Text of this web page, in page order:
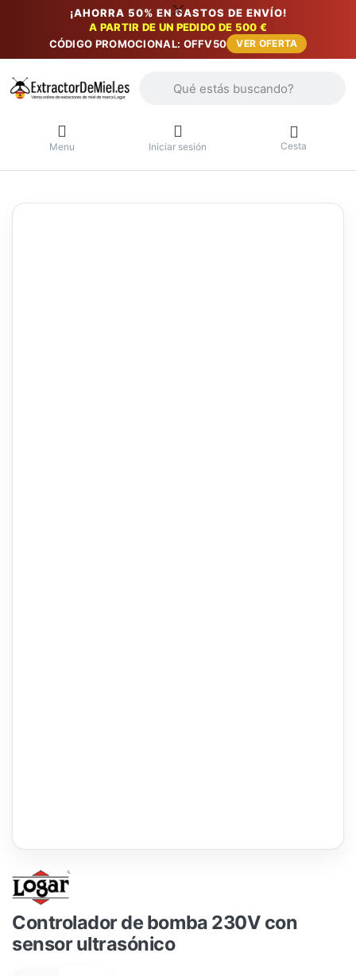
¡AHORRA 50% EN GASTOS DE ENVÍO!
A PARTIR DE UN PEDIDO DE 500 €
CÓDIGO PROMOCIONAL: OFFV50
VER OFERTA
Menu Iniciar sesión Cesta
Controlador de bomba 230V con
sensor ultrasónico